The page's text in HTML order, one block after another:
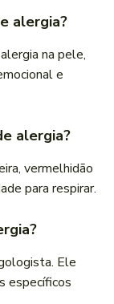
alergia?
na pele,
e
alergia?
vermelhidão
para respirar.
Ele
específicos